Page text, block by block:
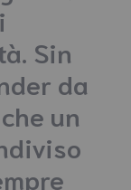
Sin
da
un